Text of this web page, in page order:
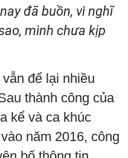
đã buồn, vì nghĩ
mình chưa kịp
để lại nhiều
thành công của
kể và ca khúc
năm 2016, công